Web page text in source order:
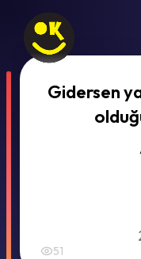
Gidersen
51